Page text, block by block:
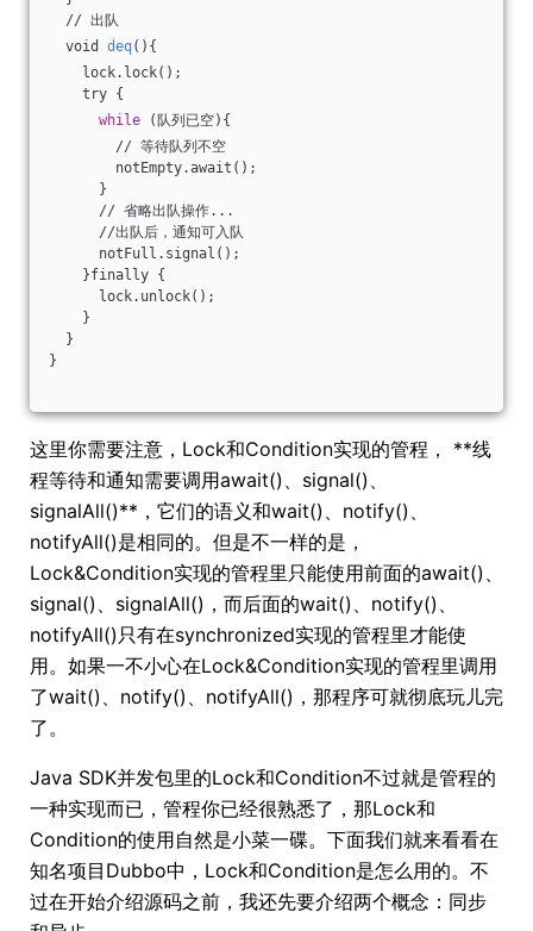
// 出队
void deq(){
lock.lock();
try {
while (队列已空){
// 等待队列不空
notEmpty.await();
}
// 省略出队操作...
//出队后，通知可入队
notFull.signal();
}finally {
lock.unlock();
}
}
}
这里你需要注意，Lock和Condition实现的管程， **线
程等待和通知需要调用await()、signal()、
signalAll()**，它们的语义和wait()、notify()、
notifyAll()是相同的。但是不一样的是，
Lock&Condition实现的管程里只能使用前面的await()、
signal()、signalAll()，而后面的wait()、notify()、
notifyAll()只有在synchronized实现的管程里才能使
用。如果一不小心在Lock&Condition实现的管程里调用
了wait()、notify()、notifyAll()，那程序可就彻底玩儿完
了。
Java SDK并发包里的Lock和Condition不过就是管程的
一种实现而已，管程你已经很熟悉了，那Lock和
Condition的使用自然是小菜一碟。下面我们就来看看在
知名项目Dubbo中，Lock和Condition是怎么用的。不
过在开始介绍源码之前，我还先要介绍两个概念：同步